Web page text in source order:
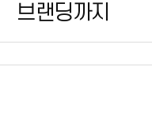
브랜딩까지